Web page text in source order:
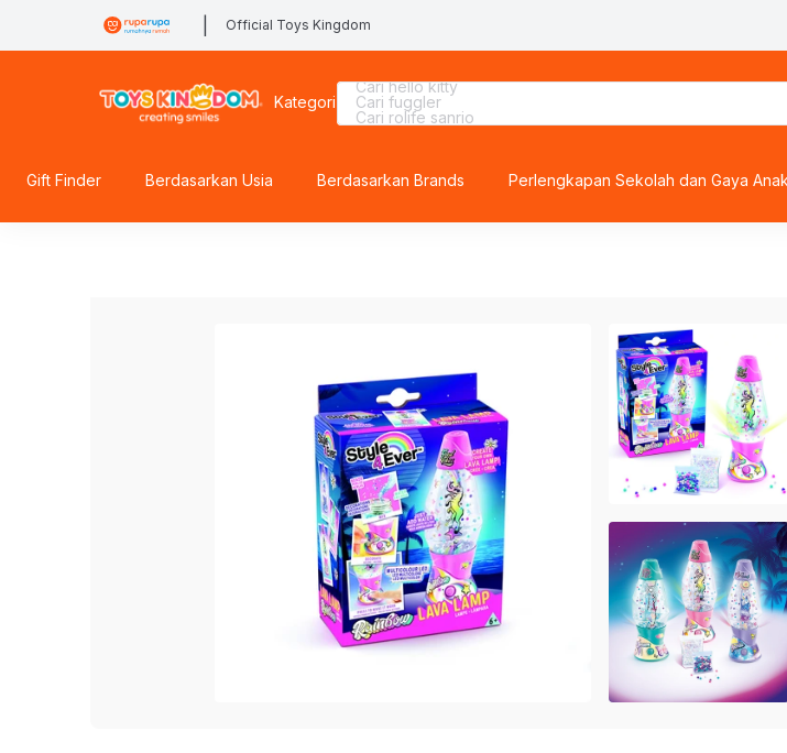
Official Toys Kingdom
Kategori
Cari hello kitty
Cari fuggler
Cari rolife sanrio
Cari rolife
Cari miffy
Cari blaster
Cari diecast
Cari thomas
Cari lego botanicals
Cari squishy
Gift Finder Berdasarkan Usia Berdasarkan Brands Perlengkapan Sekolah dan Gaya Anak